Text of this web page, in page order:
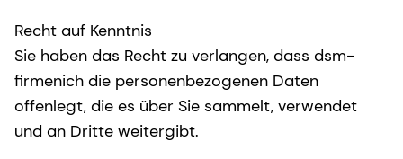
Recht auf Kenntnis
Sie haben das Recht zu verlangen, dass dsm-
firmenich die personenbezogenen Daten
offenlegt, die es über Sie sammelt, verwendet
und an Dritte weitergibt.